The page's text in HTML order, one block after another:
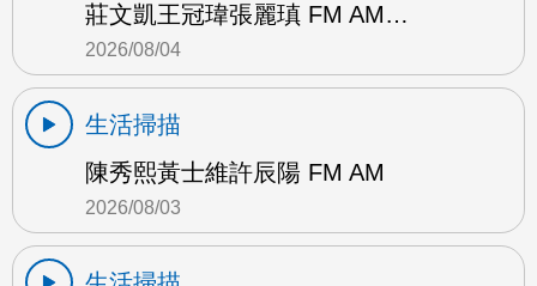
莊文凱王冠瑋張麗瑱 FM AM…
2026/08/04
生活掃描
陳秀熙黃士維許辰陽 FM AM
2026/08/03